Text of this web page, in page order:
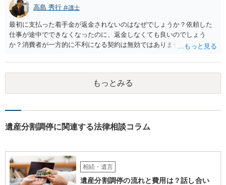
高島 秀行 弁護士
最初に支払った着手金が返金されないのはなぜでしょうか？依頼した
仕事が途中でできなくなったのに、返金しなくても良いのでしょう
か？消費者が一方的に不利になる契約は無効ではありませんか？
務があると思います。 倒れた弁護士が所属する弁護士会に相談さ
れた方がよいと思います。 倒れた弁護士は脳梗塞で倒れたようで
すが、 判断能力があり、復代理を倒れた弁護士の判断で復代理を
選任したのか 即ち、復代理人の選任は有効なのかという問題もあ
もっとみる
遺産分割調停に関連する法律相談コラム
相続・遺言
遺産分割調停の流れと費用は？話し合い